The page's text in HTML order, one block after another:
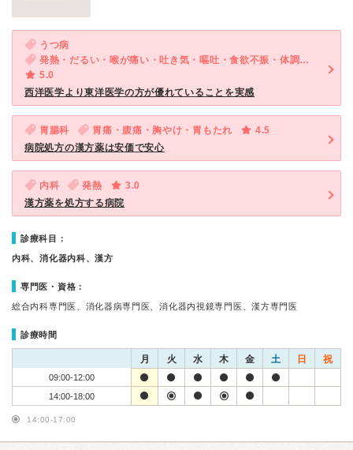
うつ病
発熱・だるい・喉が痛い・吐き気・嘔吐・食欲不振・体調不良・急性の下痢・気が滅入る・不安
5.0
西洋医学より東洋医学の方が優れていることを実感
胃腸科 胃痛・腹痛・胸やけ・胃もたれ
4.5
病院処方の漢方薬は安価で安心
内科 発熱
3.0
漢方薬を処方する病院
診療科目：
内科、消化器内科、漢方
専門医・資格：
総合内科専門医、消化器病専門医、消化器内視鏡専門医、漢方専門医
診療時間
月 火 水 木 金 土 日 祝
09:00-12:00
14:00-18:00
14:00-17:00